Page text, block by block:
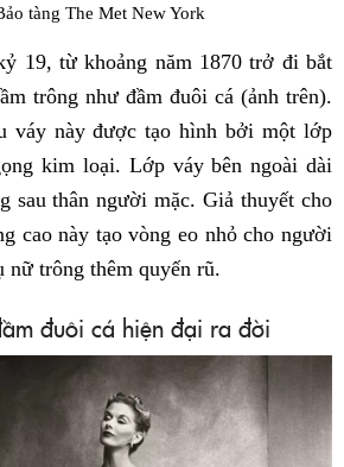
tàng The Met New York
19, từ khoảng năm 1870 trở đi bắt
trông như đầm đuôi cá (ảnh trên).
váy này được tạo hình bởi một lớp
kim loại. Lớp váy bên ngoài dài
sau thân người mặc. Giả thuyết cho
cao này tạo vòng eo nhỏ cho người
nữ trông thêm quyến rũ.
đuôi cá hiện đại ra đời